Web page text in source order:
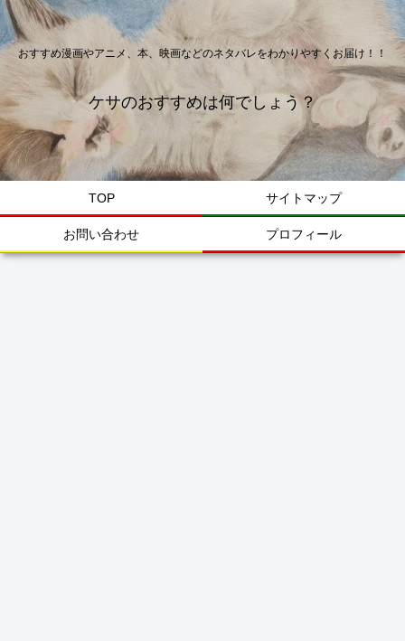
おすすめ漫画やアニメ、本、映画などのネタバレをわかりやすくお届け！！
ケサのおすすめは何でしょう？
TOP サイトマップ
お問い合わせ プロフィール